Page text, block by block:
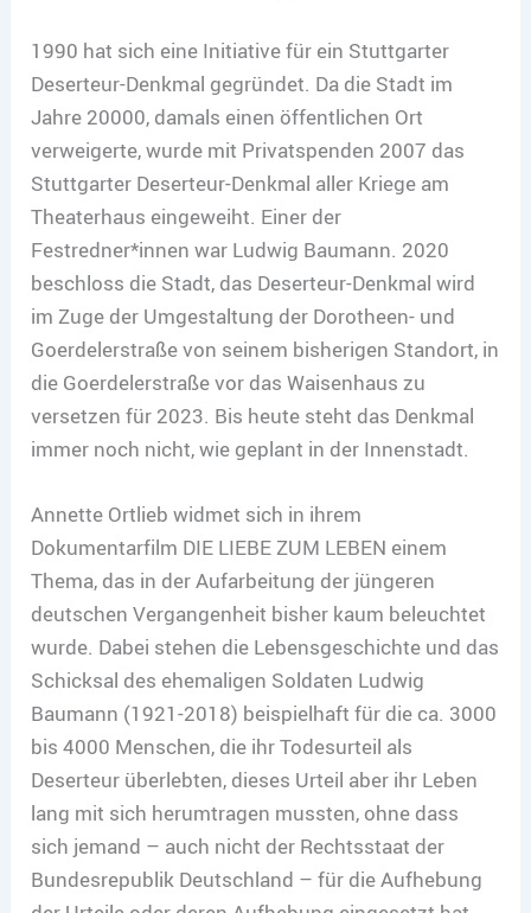
1990 hat sich eine Initiative für ein Stuttgarter
Deserteur-Denkmal gegründet. Da die Stadt im
Jahre 20000, damals einen öffentlichen Ort
verweigerte, wurde mit Privatspenden 2007 das
Stuttgarter Deserteur-Denkmal aller Kriege am
Theaterhaus eingeweiht. Einer der
Festredner*innen war Ludwig Baumann. 2020
beschloss die Stadt, das Deserteur-Denkmal wird
im Zuge der Umgestaltung der Dorotheen- und
Goerdelerstraße von seinem bisherigen Standort, in
die Goerdelerstraße vor das Waisenhaus zu
versetzen für 2023. Bis heute steht das Denkmal
immer noch nicht, wie geplant in der Innenstadt.
Annette Ortlieb widmet sich in ihrem
Dokumentarfilm DIE LIEBE ZUM LEBEN einem
Thema, das in der Aufarbeitung der jüngeren
deutschen Vergangenheit bisher kaum beleuchtet
wurde. Dabei stehen die Lebensgeschichte und das
Schicksal des ehemaligen Soldaten Ludwig
Baumann (1921-2018) beispielhaft für die ca. 3000
bis 4000 Menschen, die ihr Todesurteil als
Deserteur überlebten, dieses Urteil aber ihr Leben
lang mit sich herumtragen mussten, ohne dass
sich jemand – auch nicht der Rechtsstaat der
Bundesrepublik Deutschland – für die Aufhebung